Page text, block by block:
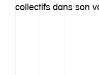
collectifs dans son